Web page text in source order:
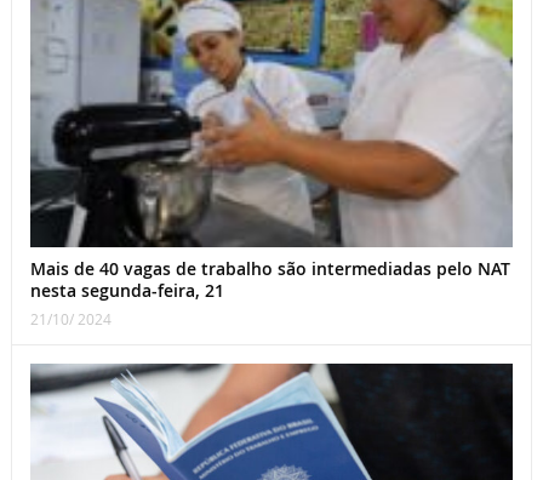
Mais de 40 vagas de trabalho são intermediadas pelo NAT
nesta segunda-feira, 21
21/10/ 2024